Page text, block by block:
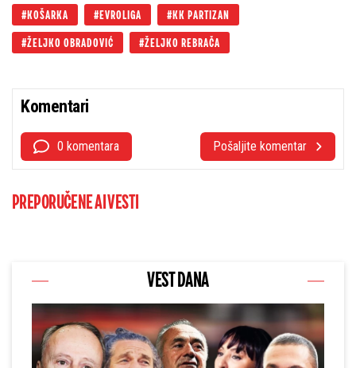
KOŠARKA EVROLIGA KK PARTIZAN
ŽELJKO OBRADOVIĆ ŽELJKO REBRAČA
Komentari
0 komentara Pošaljite komentar
PREPORUČENE AI VESTI
VEST DANA